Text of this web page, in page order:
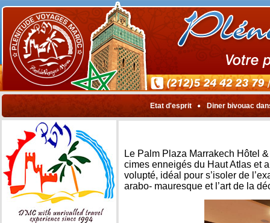
Etat d'esprit Diner bivouac
Le Palm Plaza Marrakech Hôtel
cimes enneigés du Haut Atlas et
volupté, idéal pour s’isoler de
arabo- mauresque et l’art de la